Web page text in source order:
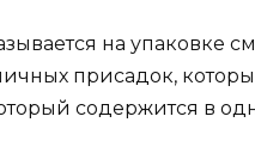
на
присадок,
содержится в